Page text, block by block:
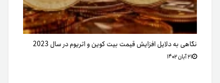
نگاهی به دلایل افزایش قیمت بیت کوین و اتریوم در سال 2023
۲۱ آبان ۱۴۰۲